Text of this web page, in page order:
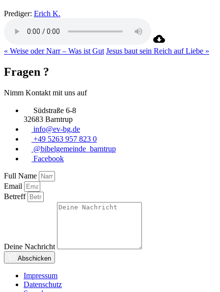
Prediger: Erich K.
« Weise oder Narr – Was ist Gut Jesus baut sein Reich auf Liebe »
Fragen ?
Nimm Kontakt mit uns auf
Südstraße 6-8
32683 Barntrup
info@ev-bg.de
+49 5263 957 823 0
@bibelgemeinde_barntrup
Facebook
Full Name
Email
Betreff
Deine Nachricht
Abschicken
Impressum
Datenschutz